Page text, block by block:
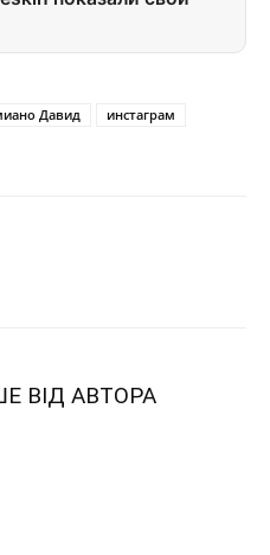
Давид
инстаграм
ВІД АВТОРА